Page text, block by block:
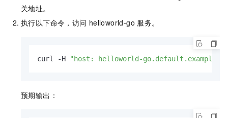
关地址。
执行以下命令，访问 helloworld-go 服务。
curl -H "host: helloworld-
预期输出：